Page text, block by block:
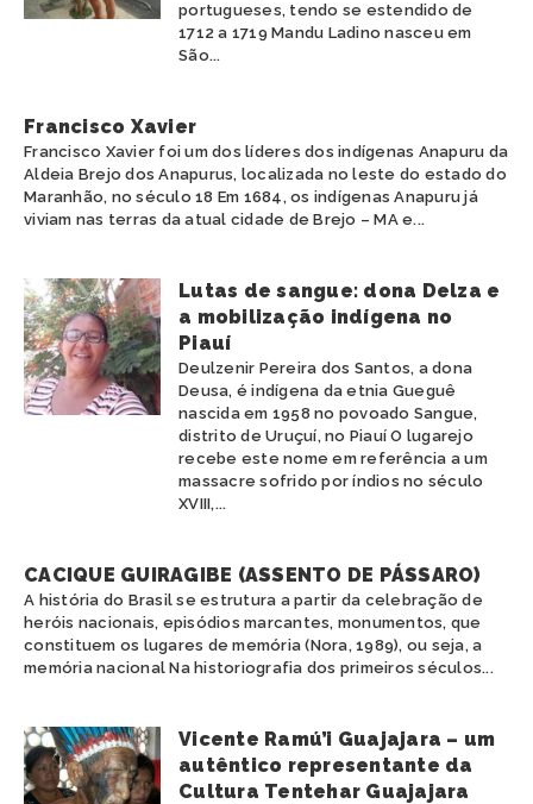
portugueses, tendo se estendido de
1712 a 1719 Mandu Ladino nasceu em
São...
Francisco Xavier
Francisco Xavier foi um dos líderes dos indígenas Anapuru da
Aldeia Brejo dos Anapurus, localizada no leste do estado do
Maranhão, no século 18 Em 1684, os indígenas Anapuru já
viviam nas terras da atual cidade de Brejo – MA e...
Lutas de sangue: dona Delza e
a mobilização indígena no
Piauí
Deulzenir Pereira dos Santos, a dona
Deusa, é indígena da etnia Gueguê
nascida em 1958 no povoado Sangue,
distrito de Uruçuí, no Piauí O lugarejo
recebe este nome em referência a um
massacre sofrido por índios no século
XVIII,...
CACIQUE GUIRAGIBE (ASSENTO DE PÁSSARO)
A história do Brasil se estrutura a partir da celebração de
heróis nacionais, episódios marcantes, monumentos, que
constituem os lugares de memória (Nora, 1989), ou seja, a
memória nacional Na historiografia dos primeiros séculos...
Vicente Ramú’i Guajajara – um
autêntico representante da
Cultura Tentehar Guajajara